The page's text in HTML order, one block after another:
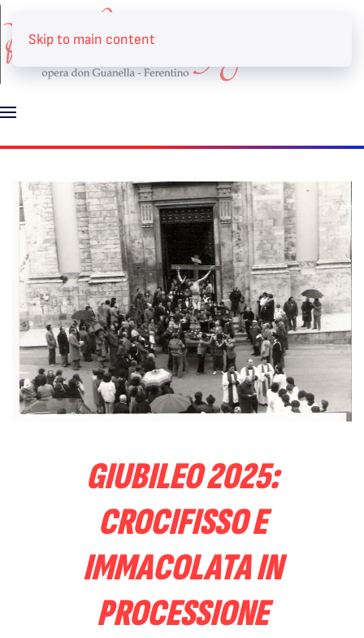
Skip to main content
GIUBILEO 2025:
CROCIFISSO E
IMMACOLATA IN
PROCESSIONE